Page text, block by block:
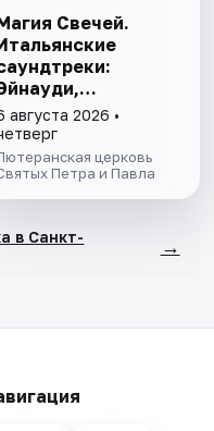
Свечей.
Рота
августа 2026 •
церковь
Петра и Павла
в Санкт-
→